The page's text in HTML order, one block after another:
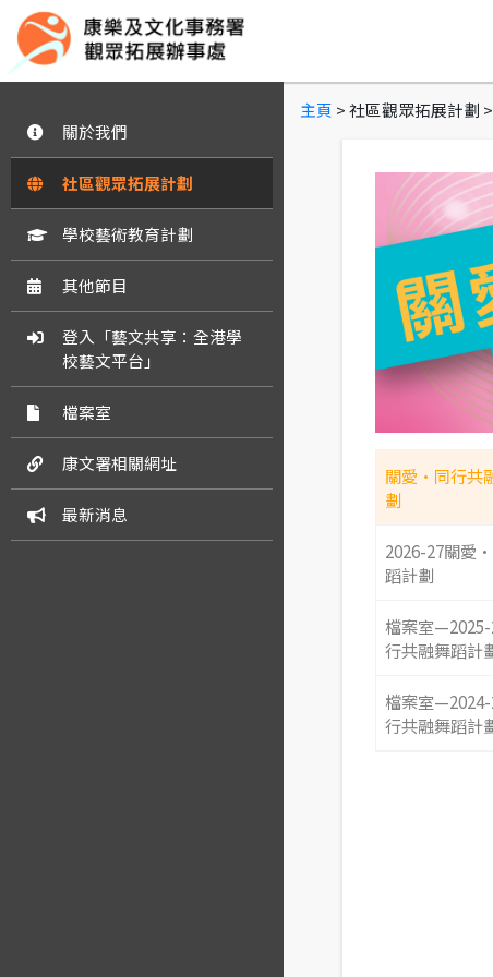
關於我們
社區觀眾拓展計劃
學校藝術教育計劃
其他節目
登入「藝文共享：全港學
校藝文平台」
檔案室
康文署相關網址
最新消息
主頁 > 社區觀眾拓展計劃
關愛•同行共
劃
2026-27關愛
蹈計劃
檔案室
行共融舞蹈計
檔案室
行共融舞蹈計